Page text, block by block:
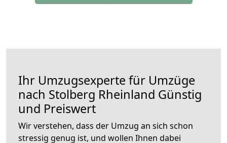
Ihr Umzugsexperte für Umzüge
nach Stolberg Rheinland Günstig
und Preiswert
Wir verstehen, dass der Umzug an sich schon
stressig genug ist, und wollen Ihnen dabei